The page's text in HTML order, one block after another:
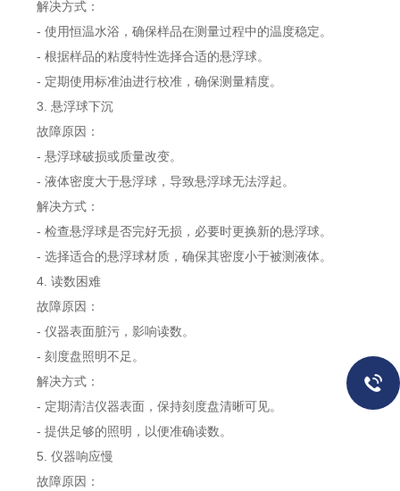
解决方式：
- 使用恒温水浴，确保样品在测量过程中的温度稳定。
- 根据样品的粘度特性选择合适的悬浮球。
- 定期使用标准油进行校准，确保测量精度。
3. 悬浮球下沉
故障原因：
- 悬浮球破损或质量改变。
- 液体密度大于悬浮球，导致悬浮球无法浮起。
解决方式：
- 检查悬浮球是否完好无损，必要时更换新的悬浮球。
- 选择适合的悬浮球材质，确保其密度小于被测液体。
4. 读数困难
故障原因：
- 仪器表面脏污，影响读数。
- 刻度盘照明不足。
解决方式：
- 定期清洁仪器表面，保持刻度盘清晰可见。
- 提供足够的照明，以便准确读数。
5. 仪器响应慢
故障原因：